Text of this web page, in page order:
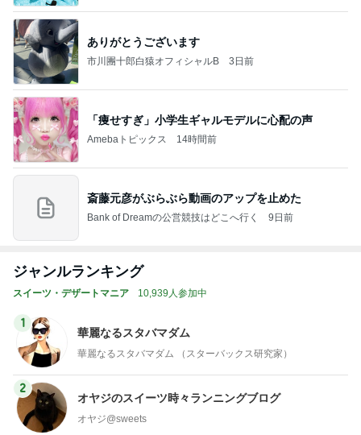
ありがとうございます
市川團十郎白猿オフィシャルB 3日前
「痩せすぎ」小学生ギャルモデルに心配の声
Amebaトピックス 14時間前
斎藤元彦がぶらぶら動画のアップを止めた
Bank of Dreamの公営競技はどこへ行く 9日前
ジャンルランキング
スイーツ・デザートマニア 10,939人参加中
1
華麗なるスタバマダム
華麗なるスタバマダム （スターバックス研究家）
2
オヤジのスイーツ時々ランニングブログ
オヤジ@sweets